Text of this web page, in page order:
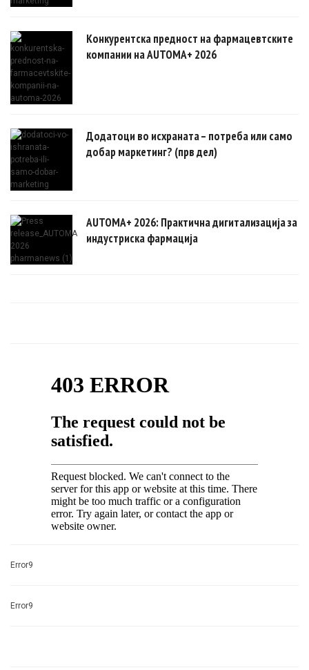
Конкурентска предност на фармацевтските
компании на AUTOMA+ 2026
Додатоци во исхраната – потреба или само
добар маркетинг? (прв дел)
AUTOMA+ 2026: Практична дигитализација за
индустриска фармација
Error9
Error9